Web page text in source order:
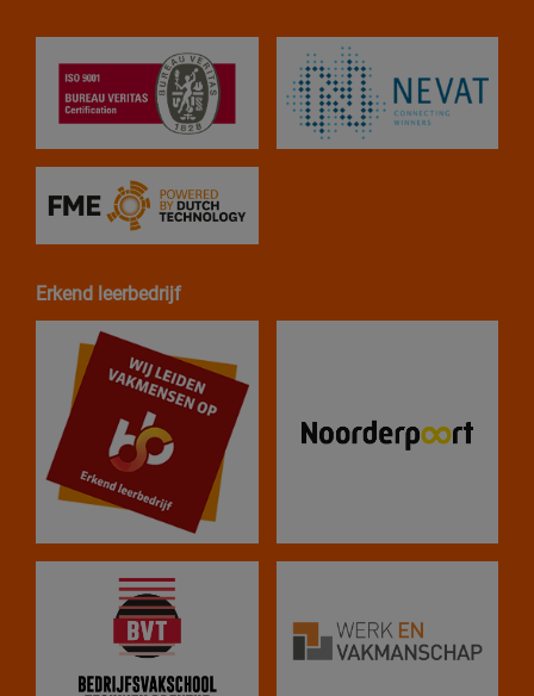
Erkend leerbedrijf